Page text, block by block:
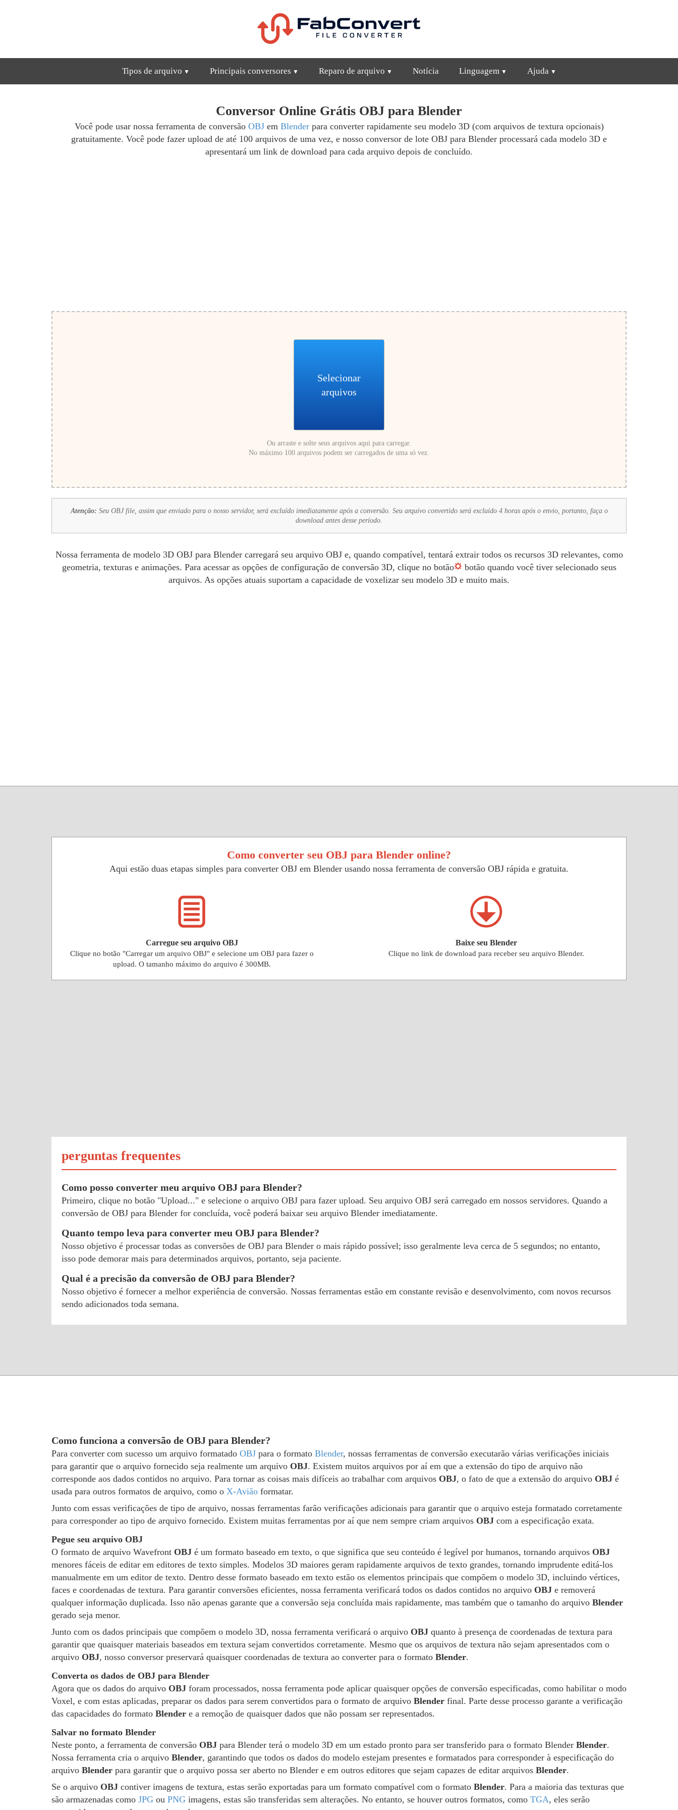
Tipos de arquivo Principais conversores Reparo de arquivo Notícia Linguagem Ajuda
Conversor Online Grátis OBJ para Blender
Você pode usar nossa ferramenta de conversão OBJem Blenderpara converter rapidamente seu modelo 3D (com arquivos de textura opcionais)
gratuitamente. Você pode fazer upload de até 100 arquivos de uma vez, e nosso conversor de lote OBJ para Blender processará cada modelo 3D e
apresentará um link de download para cada arquivo depois de concluído.
Selecionar
arquivos
Ou arraste e solte seus arquivos aqui para carregar.
No máximo 100 arquivos podem ser carregados de uma só vez.
Atenção: Seu OBJ file, assim que enviado para o nosso servidor, será excluído imediatamente após a conversão. Seu arquivo convertido será excluído 4 horas após o envio, portanto, faça o
download antes desse período.
Nossa ferramenta de modelo 3D OBJ para Blender carregará seu arquivo OBJ e, quando compatível, tentará extrair todos os recursos 3D relevantes, como
geometria, texturas e animações. Para acessar as opções de configuração de conversão 3D, clique no botão
botão quando você tiver selecionado seus
arquivos. As opções atuais suportam a capacidade de voxelizar seu modelo 3D e muito mais.
Como converter seu OBJ para Blender online?
Aqui estão duas etapas simples para converter OBJ em Blender usando nossa ferramenta de conversão OBJ rápida e gratuita.
Carregue seu arquivo OBJ
Clique no botão "Carregar um arquivo OBJ" e selecione um OBJ para fazer o
upload. O tamanho máximo do arquivo é 300MB.
Baixe seu Blender
Clique no link de download para receber seu arquivo Blender.
perguntas frequentes
Como posso converter meu arquivo OBJ para Blender?
Primeiro, clique no botão "Upload..." e selecione o arquivo OBJ para fazer upload. Seu arquivo OBJ será carregado em nossos servidores. Quando a
conversão de OBJ para Blender for concluída, você poderá baixar seu arquivo Blender imediatamente.
Quanto tempo leva para converter meu OBJ para Blender?
Nosso objetivo é processar todas as conversões de OBJ para Blender o mais rápido possível; isso geralmente leva cerca de 5 segundos; no entanto,
isso pode demorar mais para determinados arquivos, portanto, seja paciente.
Qual é a precisão da conversão de OBJ para Blender?
Nosso objetivo é fornecer a melhor experiência de conversão. Nossas ferramentas estão em constante revisão e desenvolvimento, com novos recursos
sendo adicionados toda semana.
Como funciona a conversão de OBJ para Blender?
Para converter com sucesso um arquivo formatado OBJ para o formato Blender, nossas ferramentas de conversão executarão várias verificações iniciais
para garantir que o arquivo fornecido seja realmente um arquivo OBJ. Existem muitos arquivos por aí em que a extensão do tipo de arquivo não
corresponde aos dados contidos no arquivo. Para tornar as coisas mais difíceis ao trabalhar com arquivos OBJ, o fato de que a extensão do arquivo OBJ é
usada para outros formatos de arquivo, como o X-Avião formatar.
Junto com essas verificações de tipo de arquivo, nossas ferramentas farão verificações adicionais para garantir que o arquivo esteja formatado corretamente
para corresponder ao tipo de arquivo fornecido. Existem muitas ferramentas por aí que nem sempre criam arquivos OBJ com a especificação exata.
Pegue seu arquivo OBJ
O formato de arquivo Wavefront OBJ é um formato baseado em texto, o que significa que seu conteúdo é legível por humanos, tornando arquivos OBJ
menores fáceis de editar em editores de texto simples. Modelos 3D maiores geram rapidamente arquivos de texto grandes, tornando imprudente editá-los
manualmente em um editor de texto. Dentro desse formato baseado em texto estão os elementos principais que compõem o modelo 3D, incluindo vértices,
faces e coordenadas de textura. Para garantir conversões eficientes, nossa ferramenta verificará todos os dados contidos no arquivo OBJ e removerá
qualquer informação duplicada. Isso não apenas garante que a conversão seja concluída mais rapidamente, mas também que o tamanho do arquivo Blender
gerado seja menor.
Junto com os dados principais que compõem o modelo 3D, nossa ferramenta verificará o arquivo OBJ quanto à presença de coordenadas de textura para
garantir que quaisquer materiais baseados em textura sejam convertidos corretamente. Mesmo que os arquivos de textura não sejam apresentados com o
arquivo OBJ, nosso conversor preservará quaisquer coordenadas de textura ao converter para o formato Blender.
Converta os dados de OBJ para Blender
Agora que os dados do arquivo OBJ foram processados, nossa ferramenta pode aplicar quaisquer opções de conversão especificadas, como habilitar o modo
Voxel, e com estas aplicadas, preparar os dados para serem convertidos para o formato de arquivo Blender final. Parte desse processo garante a verificação
das capacidades do formato Blender e a remoção de quaisquer dados que não possam ser representados.
Salvar no formato Blender
Neste ponto, a ferramenta de conversão OBJ para Blender terá o modelo 3D em um estado pronto para ser transferido para o formato Blender Blender.
Nossa ferramenta cria o arquivo Blender, garantindo que todos os dados do modelo estejam presentes e formatados para corresponder à especificação do
arquivo Blender para garantir que o arquivo possa ser aberto no Blender e em outros editores que sejam capazes de editar arquivos Blender.
Se o arquivo OBJ contiver imagens de textura, estas serão exportadas para um formato compatível com o formato Blender. Para a maioria das texturas que
são armazenadas como JPG ou PNG imagens, estas são transferidas sem alterações. No entanto, se houver outros formatos, como TGA, eles serão